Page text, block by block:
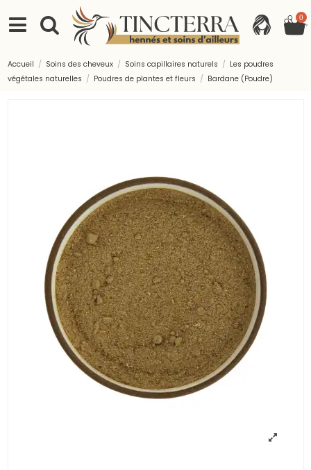
0
Accueil Soins des cheveux Soins capillaires naturels
Les poudres
végétales naturelles
Poudres de plantes et fleurs Bardane (Poudre)